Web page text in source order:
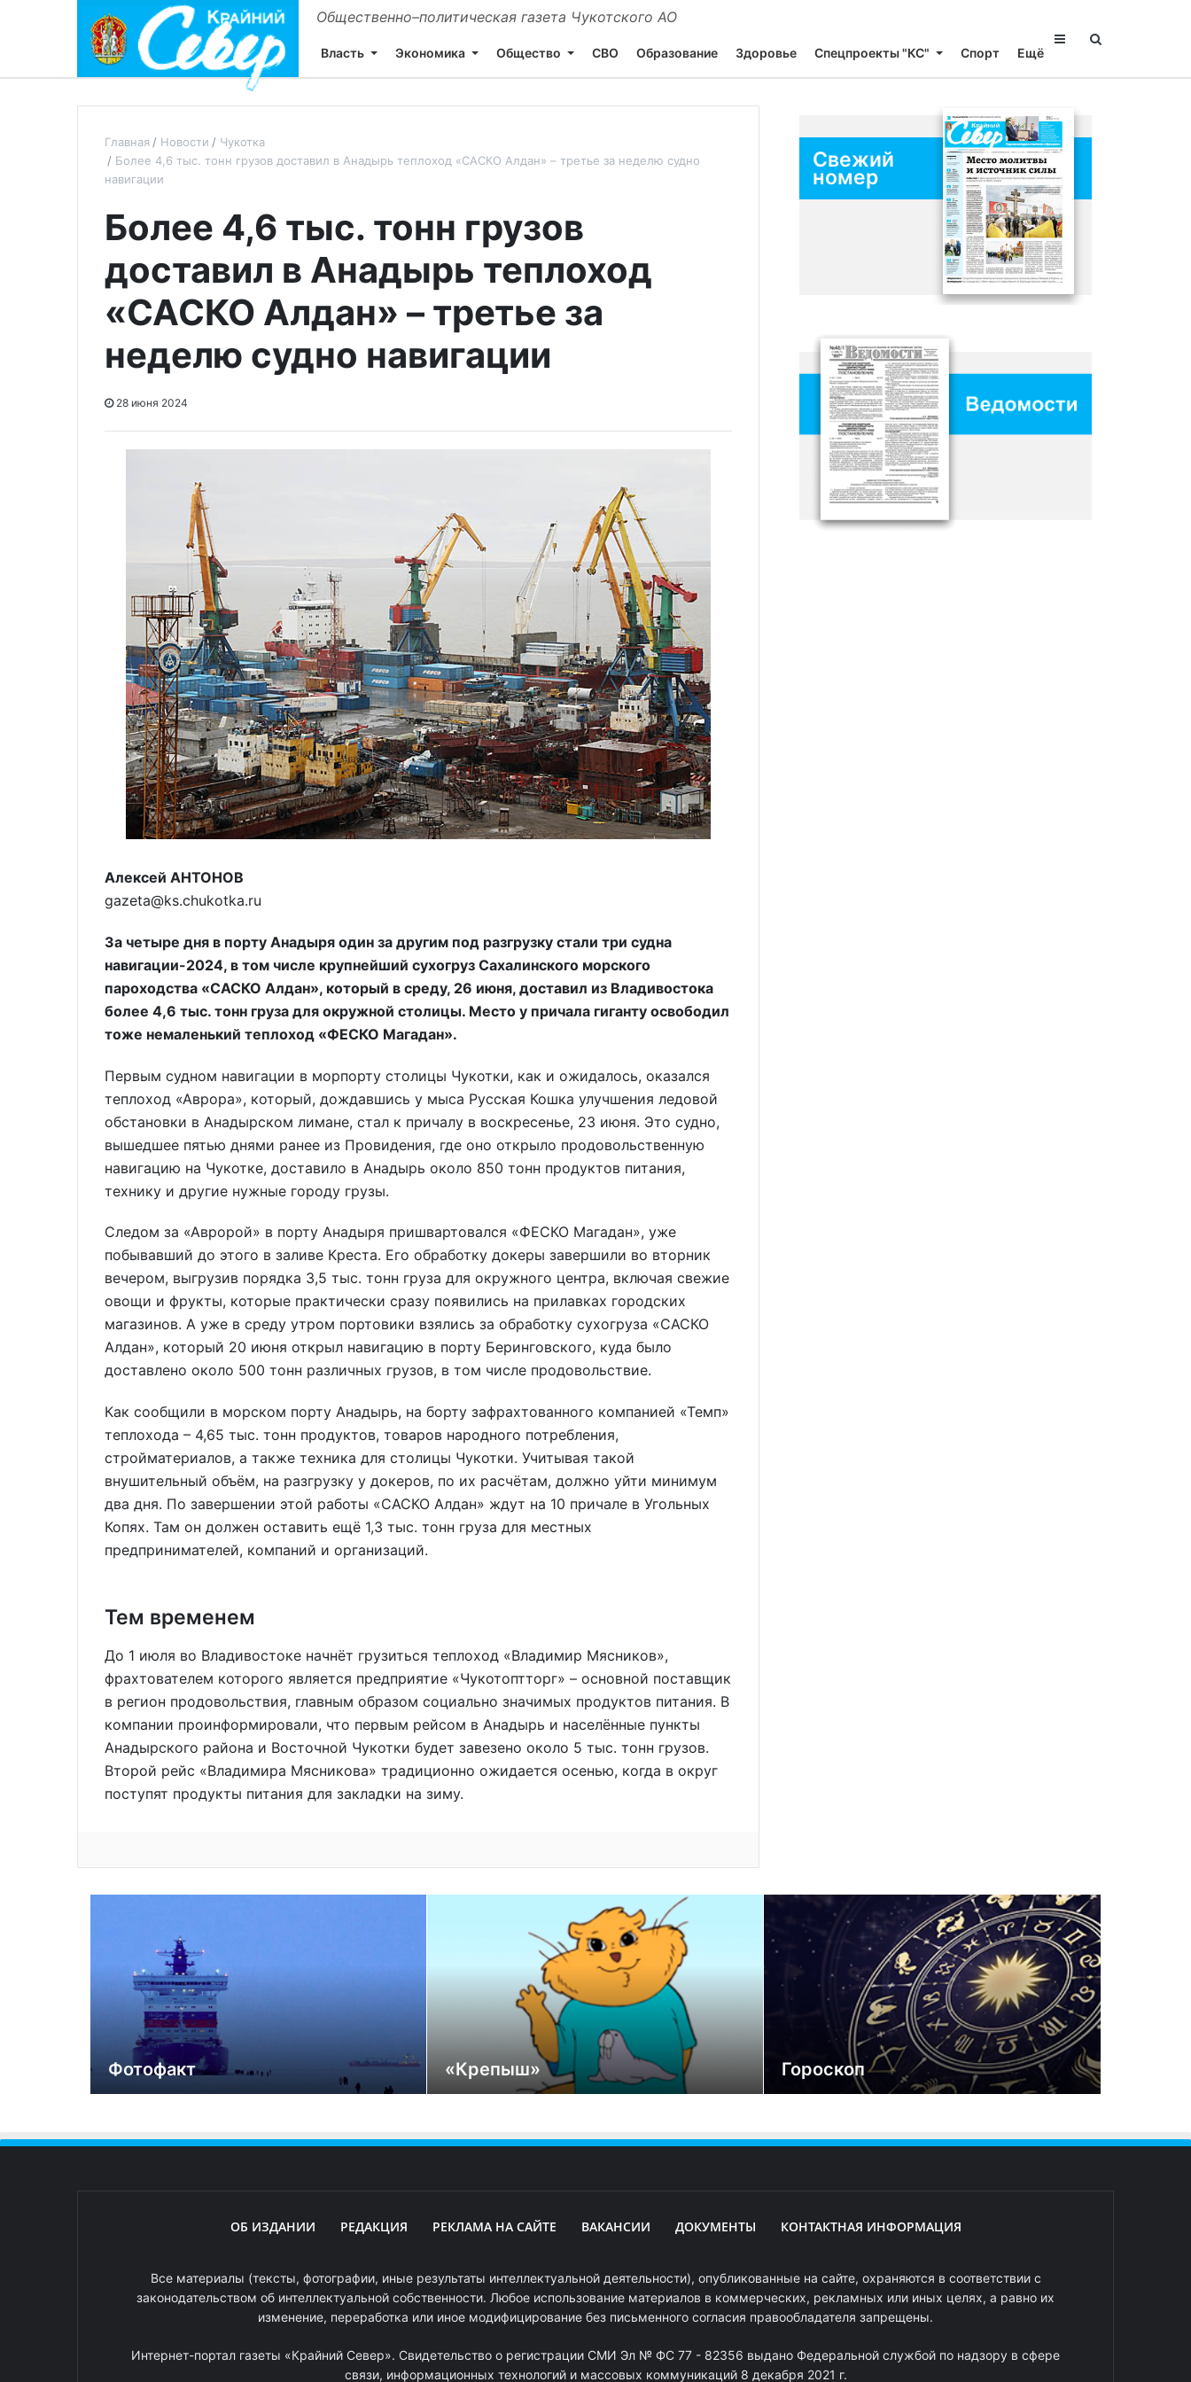
Общественно–политическая газета Чукотского АО
Власть Экономика Общество СВО Образование Здоровье Спецпроекты "КС" Спорт Ещё
Главная Новости
Чукотка
Более 4,6 тыс. тонн грузов доставил в Анадырь теплоход «САСКО Алдан» – третье за неделю судно
навигации
Более 4,6 тыс. тонн грузов
доставил в Анадырь теплоход
«САСКО Алдан» – третье за
неделю судно навигации
28 июня 2024
Алексей АНТОНОВ
gazeta@ks.chukotka.ru
За четыре дня в порту Анадыря один за другим под разгрузку стали три судна
навигации-2024, в том числе крупнейший сухогруз Сахалинского морского
пароходства «САСКО Алдан», который в среду, 26 июня, доставил из Владивостока
более 4,6 тыс. тонн груза для окружной столицы. Место у причала гиганту освободил
тоже немаленький теплоход «ФЕСКО Магадан».
Первым судном навигации в морпорту столицы Чукотки, как и ожидалось, оказался
теплоход «Аврора», который, дождавшись у мыса Русская Кошка улучшения ледовой
обстановки в Анадырском лимане, стал к причалу в воскресенье, 23 июня. Это судно,
вышедшее пятью днями ранее из Провидения, где оно открыло продовольственную
навигацию на Чукотке, доставило в Анадырь около 850 тонн продуктов питания,
технику и другие нужные городу грузы.
Следом за «Авророй» в порту Анадыря пришвартовался «ФЕСКО Магадан», уже
побывавший до этого в заливе Креста. Его обработку докеры завершили во вторник
вечером, выгрузив порядка 3,5 тыс. тонн груза для окружного центра, включая свежие
овощи и фрукты, которые практически сразу появились на прилавках городских
магазинов. А уже в среду утром портовики взялись за обработку сухогруза «САСКО
Алдан», который 20 июня открыл навигацию в порту Беринговского, куда было
доставлено около 500 тонн различных грузов, в том числе продовольствие.
Как сообщили в морском порту Анадырь, на борту зафрахтованного компанией «Темп»
теплохода – 4,65 тыс. тонн продуктов, товаров народного потребления,
стройматериалов, а также техника для столицы Чукотки. Учитывая такой
внушительный объём, на разгрузку у докеров, по их расчётам, должно уйти минимум
два дня. По завершении этой работы «САСКО Алдан» ждут на 10 причале в Угольных
Копях. Там он должен оставить ещё 1,3 тыс. тонн груза для местных
предпринимателей, компаний и организаций.
Тем временем
До 1 июля во Владивостоке начнёт грузиться теплоход «Владимир Мясников»,
фрахтователем которого является предприятие «Чукотоптторг» – основной поставщик
в регион продовольствия, главным образом социально значимых продуктов питания. В
компании проинформировали, что первым рейсом в Анадырь и населённые пункты
Анадырского района и Восточной Чукотки будет завезено около 5 тыс. тонн грузов.
Второй рейс «Владимира Мясникова» традиционно ожидается осенью, когда в округ
поступят продукты питания для закладки на зиму.
Свежий
номер
Фотофакт «Крепыш» Гороскоп
ОБ ИЗДАНИИ РЕДАКЦИЯ РЕКЛАМА НА САЙТЕ ВАКАНСИИ ДОКУМЕНТЫ КОНТАКТНАЯ ИНФОРМАЦИЯ
Все материалы (тексты, фотографии, иные результаты интеллектуальной деятельности), опубликованные на сайте, охраняются в соответствии с
законодательством об интеллектуальной собственности. Любое использование материалов в коммерческих, рекламных или иных целях, а равно их
изменение, переработка или иное модифицирование без письменного согласия правообладателя запрещены.
Интернет-портал газеты «Крайний Север». Свидетельство о регистрации СМИ Эл № ФС 77 - 82356 выдано Федеральной службой по надзору в сфере
связи, информационных технологий и массовых коммуникаций 8 декабря 2021 г.